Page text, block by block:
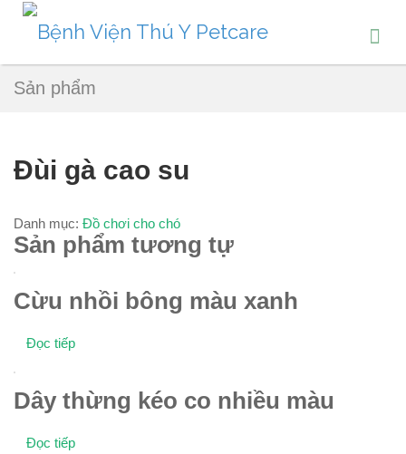
Sản phẩm
Đùi gà cao su
Danh mục: Đồ chơi cho chó
Sản phẩm tương tự
Cừu nhồi bông màu xanh
Đọc tiếp
Dây thừng kéo co nhiều màu
Đọc tiếp